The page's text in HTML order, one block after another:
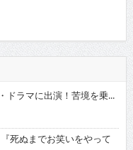
ラマに出演！苦境を乗...
れた
み！高学歴芸人として